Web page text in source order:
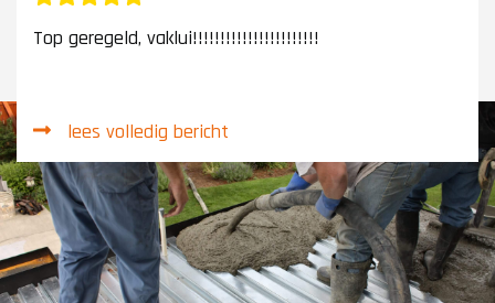
Top geregeld, vaklui!!!!!!!!!!!!!!!!!!!!!!!
lees volledig bericht